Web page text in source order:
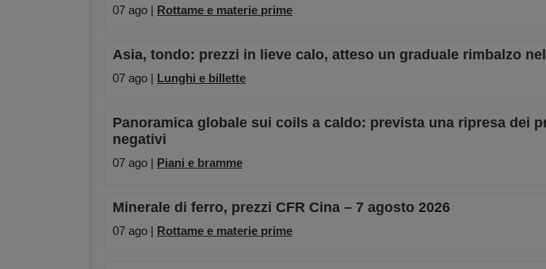
07 ago | Rottame e materie prime
Asia, tondo: prezzi in lieve calo, atteso un graduale rimbalzo
07 ago | Lunghi e billette
Panoramica globale sui coils a caldo: prevista una ripresa dei
negativi
07 ago | Piani e bramme
Minerale di ferro, prezzi CFR Cina – 7 agosto 2026
07 ago | Rottame e materie prime